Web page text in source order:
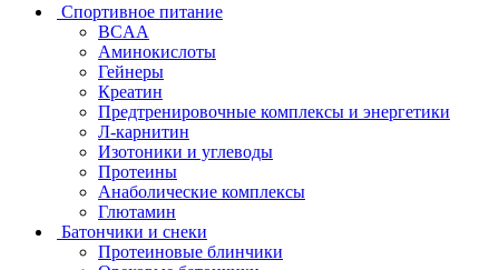
Спортивное питание
BCAA
Аминокислоты
Гейнеры
Креатин
Предтренировочные комплексы и энергетики
Л-карнитин
Изотоники и углеводы
Протеины
Анаболические комплексы
Глютамин
Батончики и снеки
Протеиновые блинчики